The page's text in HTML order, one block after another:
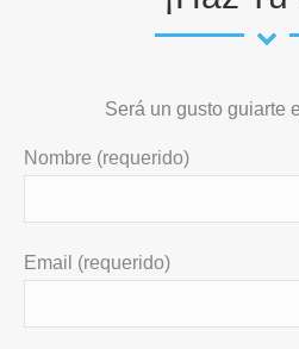
Será un gusto guiarte
Nombre (requerido)
Email (requerido)